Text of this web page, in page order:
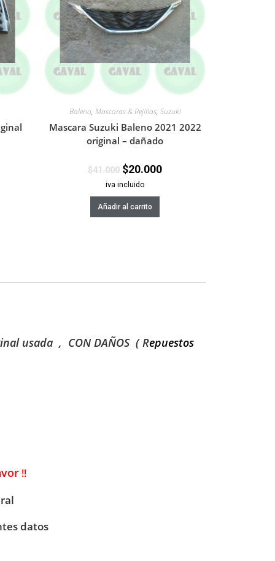
Baleno, Mascaras & Rejillas, Suzuki
Mascara Suzuki Baleno 2021 2022
original – dañado
$41.000 $20.000
iva incluido
Añadir al carrito
usada , CON DAÑOS ( Repuestos
!!
datos